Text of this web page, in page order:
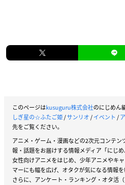
このページはkusuguru株式会社のにじめん
しぎ星の☆ふたご姫/サンリオ/イベント /
先をご覧ください。
アニメ・ゲーム・漫画などの2次元コンテ
報・話題をお届けする情報メディア「にじめ
女性向けアニメをはじめ、少年アニメやキ
マーにも幅を広げ、オタクが気になる情報を
さらに、アンケート・ランキング・オタ活